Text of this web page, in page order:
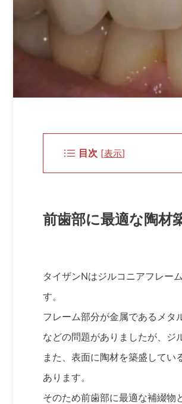
目次 [表示]
前歯部に最適な陶材
タイザンNはジルコニアフレー
す。
フレーム部分が金属であるメタ
などの問題がありましたが、ジ
また、表面に陶材を築盛して
あります。
そのため前歯部に最適な補綴物